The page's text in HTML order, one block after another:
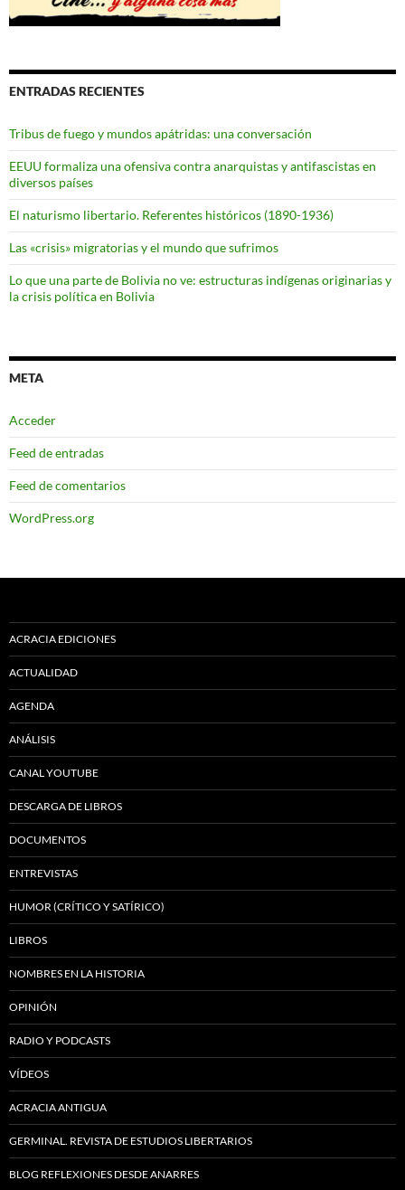
ENTRADAS RECIENTES
Tribus de fuego y mundos apátridas: una conversación
EEUU formaliza una ofensiva contra anarquistas y antifascistas en
diversos países
El naturismo libertario. Referentes históricos (1890-1936)
Las «crisis» migratorias y el mundo que sufrimos
Lo que una parte de Bolivia no ve: estructuras indígenas originarias y
la crisis política en Bolivia
META
Acceder
Feed de entradas
Feed de comentarios
WordPress.org
ACRACIA EDICIONES
ACTUALIDAD
AGENDA
ANÁLISIS
CANAL YOUTUBE
DESCARGA DE LIBROS
DOCUMENTOS
ENTREVISTAS
HUMOR (CRÍTICO Y SATÍRICO)
LIBROS
NOMBRES EN LA HISTORIA
OPINIÓN
RADIO Y PODCASTS
VÍDEOS
ACRACIA ANTIGUA
GERMINAL. REVISTA DE ESTUDIOS LIBERTARIOS
BLOG REFLEXIONES DESDE ANARRES